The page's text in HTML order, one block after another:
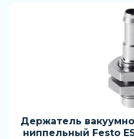
Держатель
ниппельный Festo